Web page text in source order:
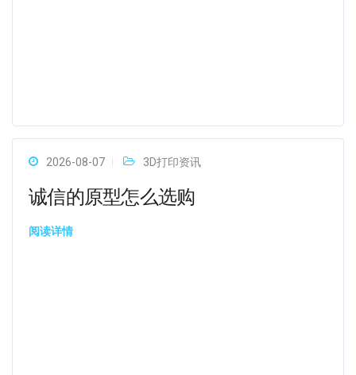
2026-08-07 3D打印资讯
诚信的原型怎么选购
阅读详情